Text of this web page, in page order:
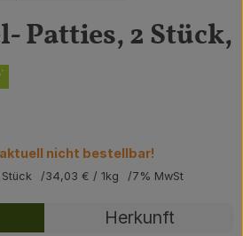
Patties, 2 Stück,
nicht bestellbar!
34,03 € / 1kg 7% MwSt
Rezepte
Herkunft